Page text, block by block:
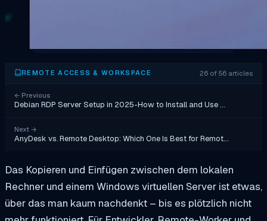
REMOTE ACCESS & WORKSPACE 26 of 56 articles
← Previous
Debian RDP Server Setup in 2025-How to Install and Use …
Next →
AnyDesk vs. Remote Desktop: Which One Is Best for Remot…
Das Kopieren und Einfügen zwischen dem lokalen
Rechner und einem Windows virtuellen Server ist etwas,
über das man kaum nachdenkt – bis es plötzlich nicht